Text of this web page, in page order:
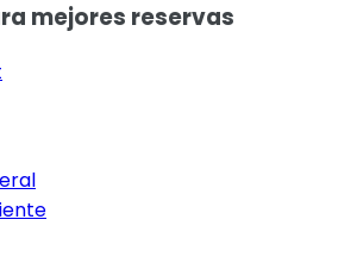
mejores reservas